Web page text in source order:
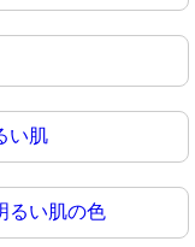
い肌
るい肌の色